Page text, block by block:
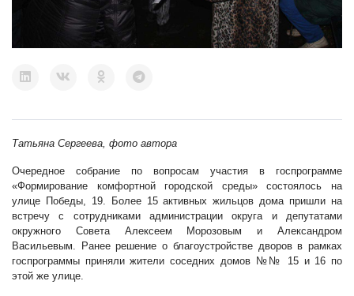
Татьяна Сергеева, фото автора
Очередное собрание по вопросам участия в госпрограмме
«Формирование комфортной городской среды» состоялось на
улице Победы, 19. Более 15 активных жильцов дома пришли на
встречу с сотрудниками администрации округа и депутатами
окружного Совета Алексеем Морозовым и Александром
Васильевым. Ранее решение о благоустройстве дворов в рамках
госпрограммы приняли жители соседних домов №№ 15 и 16 по
этой же улице.